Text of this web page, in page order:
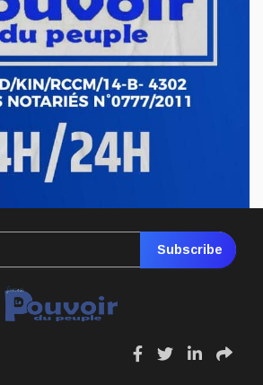
illégale de l’or à Mahagi
du prix de carburant,
sur le pouvoir d’achat
Subscribe
fa
fa
fa
fa